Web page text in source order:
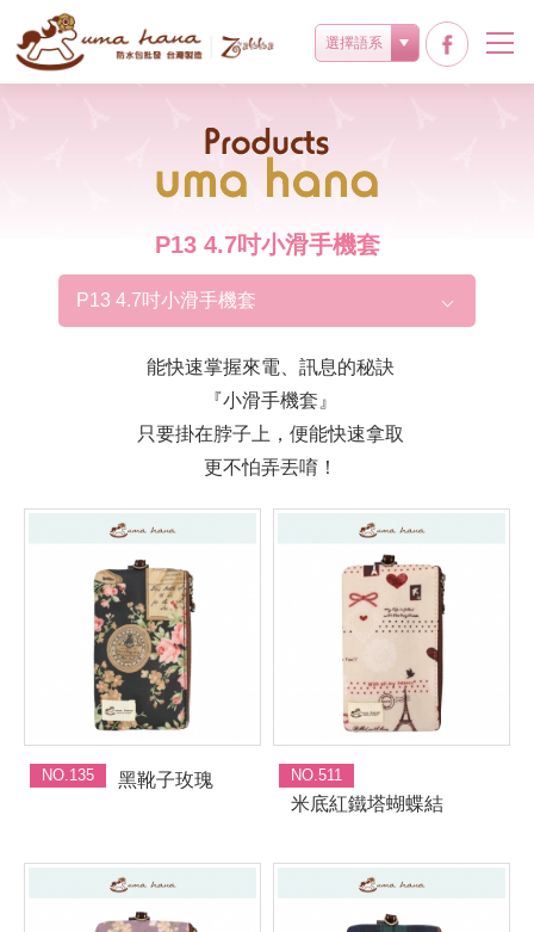
選擇語系
Products
P13 4.7吋小滑手機套
P13 4.7吋小滑手機套
能快速掌握來電、訊息的秘訣
『小滑手機套』
只要掛在脖子上，便能快速拿取
更不怕弄丟唷！
NO.135 黑靴子玫瑰 NO.511
米底紅鐵塔蝴蝶結